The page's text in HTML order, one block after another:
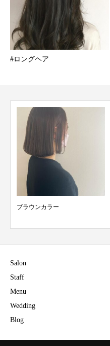
#ロングヘア
ブラウンカラー
Salon
Staff
Menu
Wedding
Blog